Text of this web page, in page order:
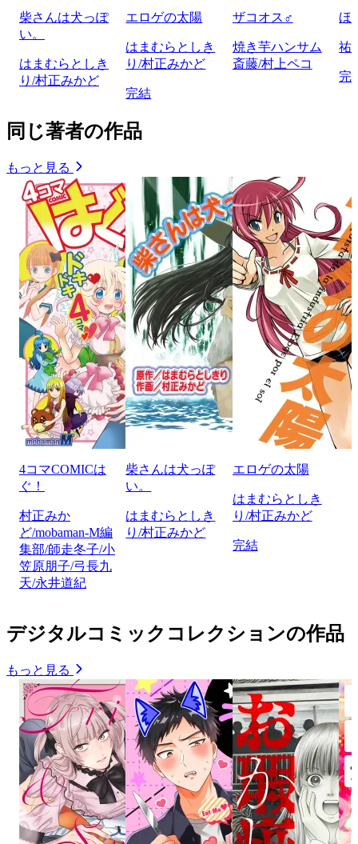
柴さんは犬っぽ
い。
はまむらとしき
り/村正みかど
エロゲの太陽
はまむらとしき
り/村正みかど
完結
ザコオス♂
焼き芋ハンサム
斎藤/村上ペコ
ほ
祐
完
同じ著者の作品
もっと見る
4コマCOMICは
ぐ！
村正みか
ど/mobaman-M編
集部/師走冬子/小
笠原朋子/弓長九
天/永井道紀
柴さんは犬っぽ
い。
はまむらとしき
り/村正みかど
エロゲの太陽
はまむらとしき
り/村正みかど
完結
デジタルコミックコレクションの作品
もっと見る